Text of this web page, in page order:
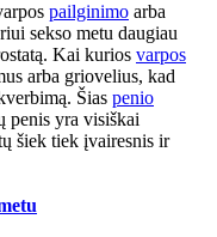
pailginimo arba
sekso metu daugiau
Kai kurios varpos
arba griovelius, kad
Šias penio
penis yra visiškai
šiek tiek įvairesnis ir